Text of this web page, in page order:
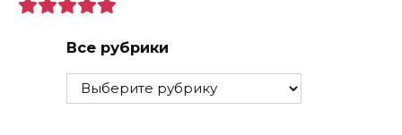
Все рубрики
Все
рубрики